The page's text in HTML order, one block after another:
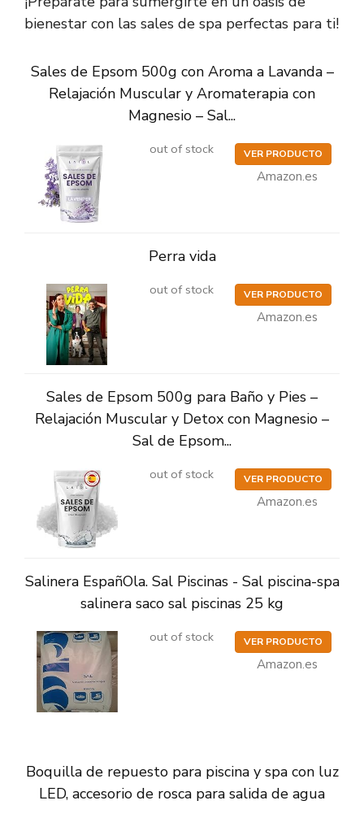
bienestar con las sales de spa perfectas para ti!
Sales de Epsom 500g con Aroma a Lavanda –
Relajación Muscular y Aromaterapia con
Magnesio – Sal...
out of stock VER PRODUCTO
Amazon.es
Perra vida
out of stock VER PRODUCTO
Amazon.es
Sales de Epsom 500g para Baño y Pies –
Relajación Muscular y Detox con Magnesio –
Sal de Epsom...
out of stock VER PRODUCTO
Amazon.es
Salinera EspañOla. Sal Piscinas - Sal piscina-spa
salinera saco sal piscinas 25 kg
out of stock VER PRODUCTO
Amazon.es
Boquilla de repuesto para piscina y spa con luz
LED, accesorio de rosca para salida de agua